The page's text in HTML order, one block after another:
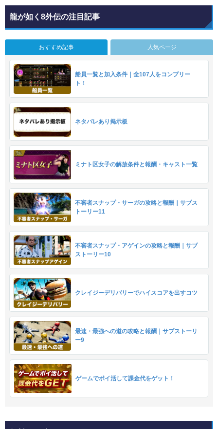
龍が如く8外伝の注目記事
おすすめ記事 人気ページ
船員一覧と加入条件｜全107人をコンプリー
ト！
ネタバレあり掲示板
ミナト区女子の解放条件と報酬・キャスト一覧
不審者スナップ・サーガの攻略と報酬｜サブス
トーリー11
不審者スナップ・アゲインの攻略と報酬｜サブ
ストーリー10
クレイジーデリバリーでハイスコアを出すコツ
最速・最強への道の攻略と報酬｜サブストーリ
ー9
ゲームでポイ活して課金代をゲット！